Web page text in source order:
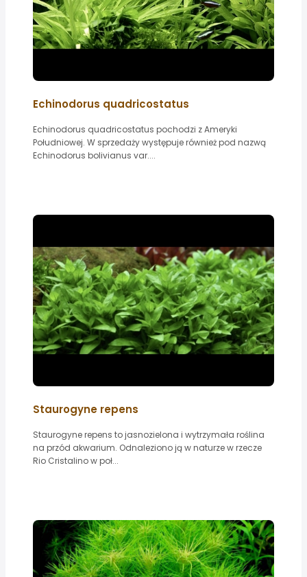
Echinodorus quadricostatus
Echinodorus quadricostatus pochodzi z Ameryki
Południowej. W sprzedaży występuje również pod nazwą
Echinodorus bolivianus var....
Staurogyne repens
Staurogyne repens to jasnozielona i wytrzymała roślina
na przód akwarium. Odnaleziono ją w naturze w rzecze
Rio Cristalino w poł...